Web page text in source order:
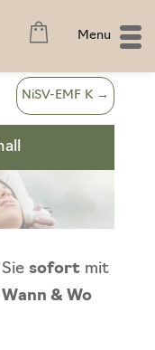
Menu
NiSV-EMF K →
sofortmit
Wann & Wo